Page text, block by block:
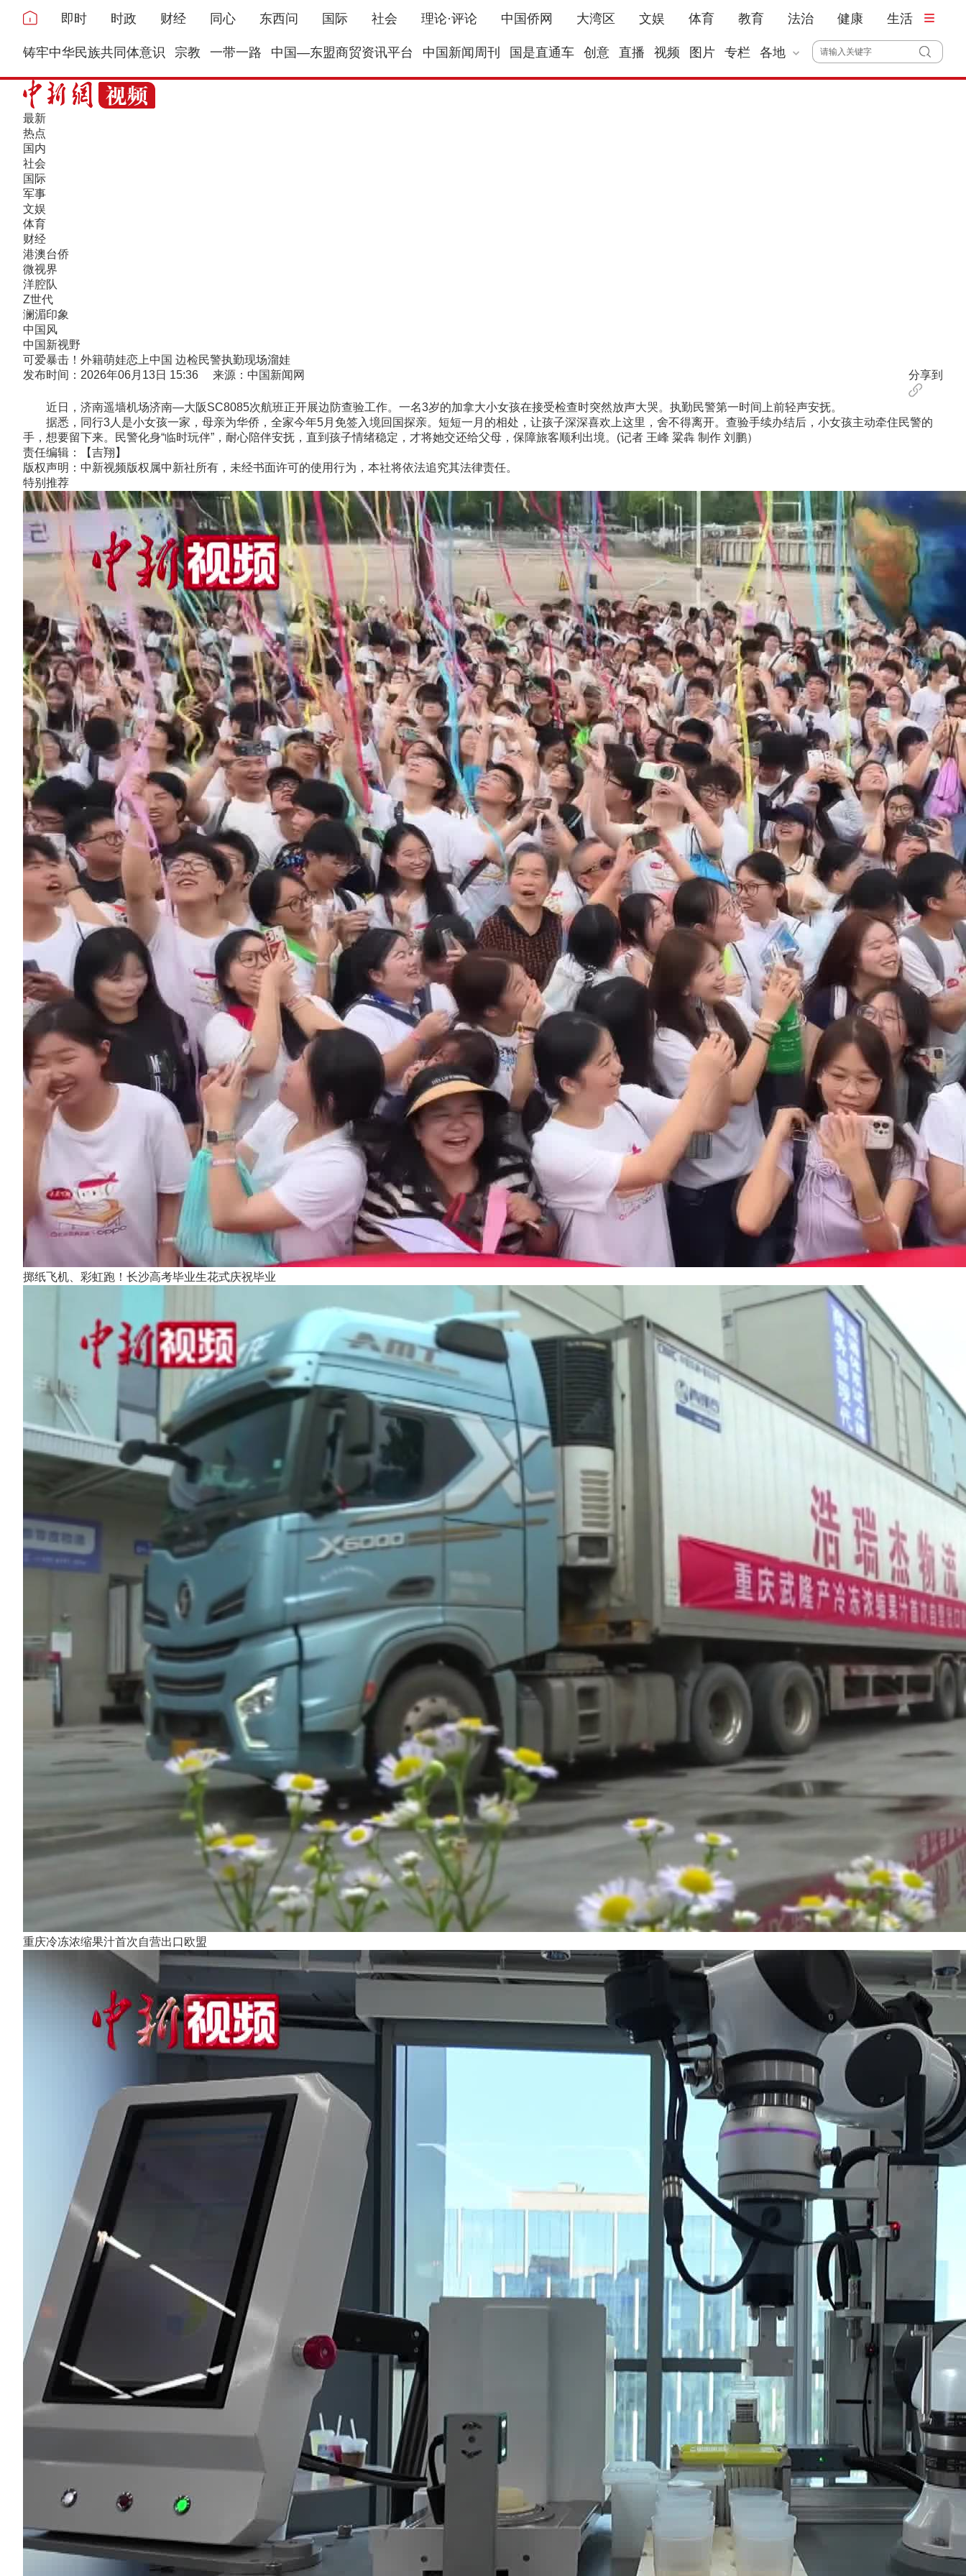
即时 时政 财经 同心 东西问 国际 社会 理论·评论 中国侨网 大湾区 文娱 体育 教育 法治 健康 生活
铸牢中华民族共同体意识 宗教 一带一路 中国—东盟商贸资讯平台 中国新闻周刊 国是直通车 创意 直播 视频 图片 专栏 各地
最新
热点
国内
社会
国际
军事
文娱
体育
财经
港澳台侨
微视界
洋腔队
Z世代
澜湄印象
中国风
中国新视野
可爱暴击！外籍萌娃恋上中国 边检民警执勤现场溜娃
发布时间：2026年06月13日 15:36 来源：中国新闻网
分享到
近日，济南遥墙机场济南—大阪SC8085次航班正开展边防查验工作。一名3岁的加拿大小女孩在接受检查时突然放声大哭。执勤民警第一时间上前轻声安抚。
据悉，同行3人是小女孩一家，母亲为华侨，全家今年5月免签入境回国探亲。短短一月的相处，让孩子深深喜欢上这里，舍不得离开。查验手续办结后，小女孩主动牵住民警的
手，想要留下来。民警化身“临时玩伴”，耐心陪伴安抚，直到孩子情绪稳定，才将她交还给父母，保障旅客顺利出境。(记者 王峰 粱犇 制作 刘鹏）
责任编辑：【吉翔】
版权声明：中新视频版权属中新社所有，未经书面许可的使用行为，本社将依法追究其法律责任。
特别推荐
掷纸飞机、彩虹跑！长沙高考毕业生花式庆祝毕业
重庆冷冻浓缩果汁首次自营出口欧盟